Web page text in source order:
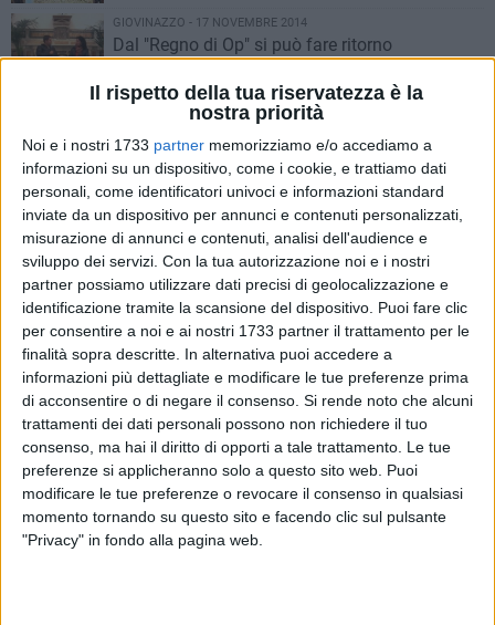
Il rispetto della tua riservatezza è la
nostra priorità
Noi e i nostri 1733 partner memorizziamo e/o accediamo a
informazioni su un dispositivo, come i cookie, e trattiamo dati
personali, come identificatori univoci e informazioni standard
inviate da un dispositivo per annunci e contenuti personalizzati,
misurazione di annunci e contenuti, analisi dell'audience e
sviluppo dei servizi. Con la tua autorizzazione noi e i nostri
partner possiamo utilizzare dati precisi di geolocalizzazione e
identificazione tramite la scansione del dispositivo. Puoi fare clic
per consentire a noi e ai nostri 1733 partner il trattamento per le
finalità sopra descritte. In alternativa puoi accedere a
informazioni più dettagliate e modificare le tue preferenze prima
di acconsentire o di negare il consenso. Si rende noto che alcuni
trattamenti dei dati personali possono non richiedere il tuo
consenso, ma hai il diritto di opporti a tale trattamento. Le tue
preferenze si applicheranno solo a questo sito web. Puoi
modificare le tue preferenze o revocare il consenso in qualsiasi
momento tornando su questo sito e facendo clic sul pulsante
"Privacy" in fondo alla pagina web.
GIOVINAZZO - 17 NOVEMBRE 2014
Dal "Regno di Op" si può fare ritorno
GIOVINAZZO - 14 NOVEMBRE 2014
Musica e ritmo alla San Felice
GIOVINAZZO - 14 NOVEMBRE 2014
Cristina Chiabotto al Caffè Al Duomo
GIOVINAZZO - 13 NOVEMBRE 2014
Paola Natalicchio ospite di Librincittà
GIOVINAZZO - 12 NOVEMBRE 2014
Il “miracolo” approda in televisione
GIOVINAZZO - 11 NOVEMBRE 2014